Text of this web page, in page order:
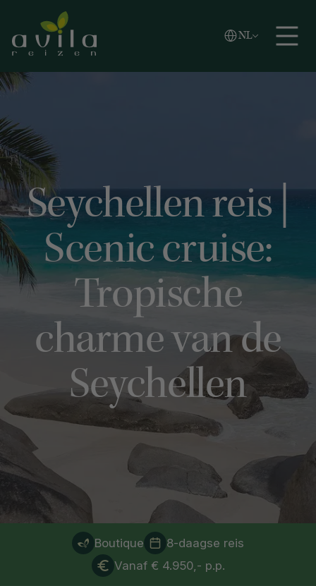
Zoeken
NL
Vlaams
English
Seychellen reis |
Scenic cruise:
Tropische
charme van de
Seychellen
Boutique
8-daagse reis
Vanaf € 4.950,- p.p.